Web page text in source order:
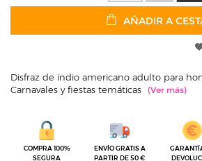
AÑADIR A
Disfraz de indio americano adulto para
Carnavales y fiestas temáticas
COMPRA 100%
SEGURA
ENVÍO GRATIS A
PARTIR DE 50 €